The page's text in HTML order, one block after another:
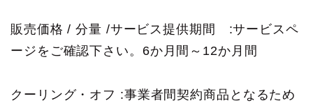
販売価格 / 分量 /サービス提供期間 :サービスペ
ージをご確認下さい。6か月間～12か月間
クーリング・オフ :事業者間契約商品となるため